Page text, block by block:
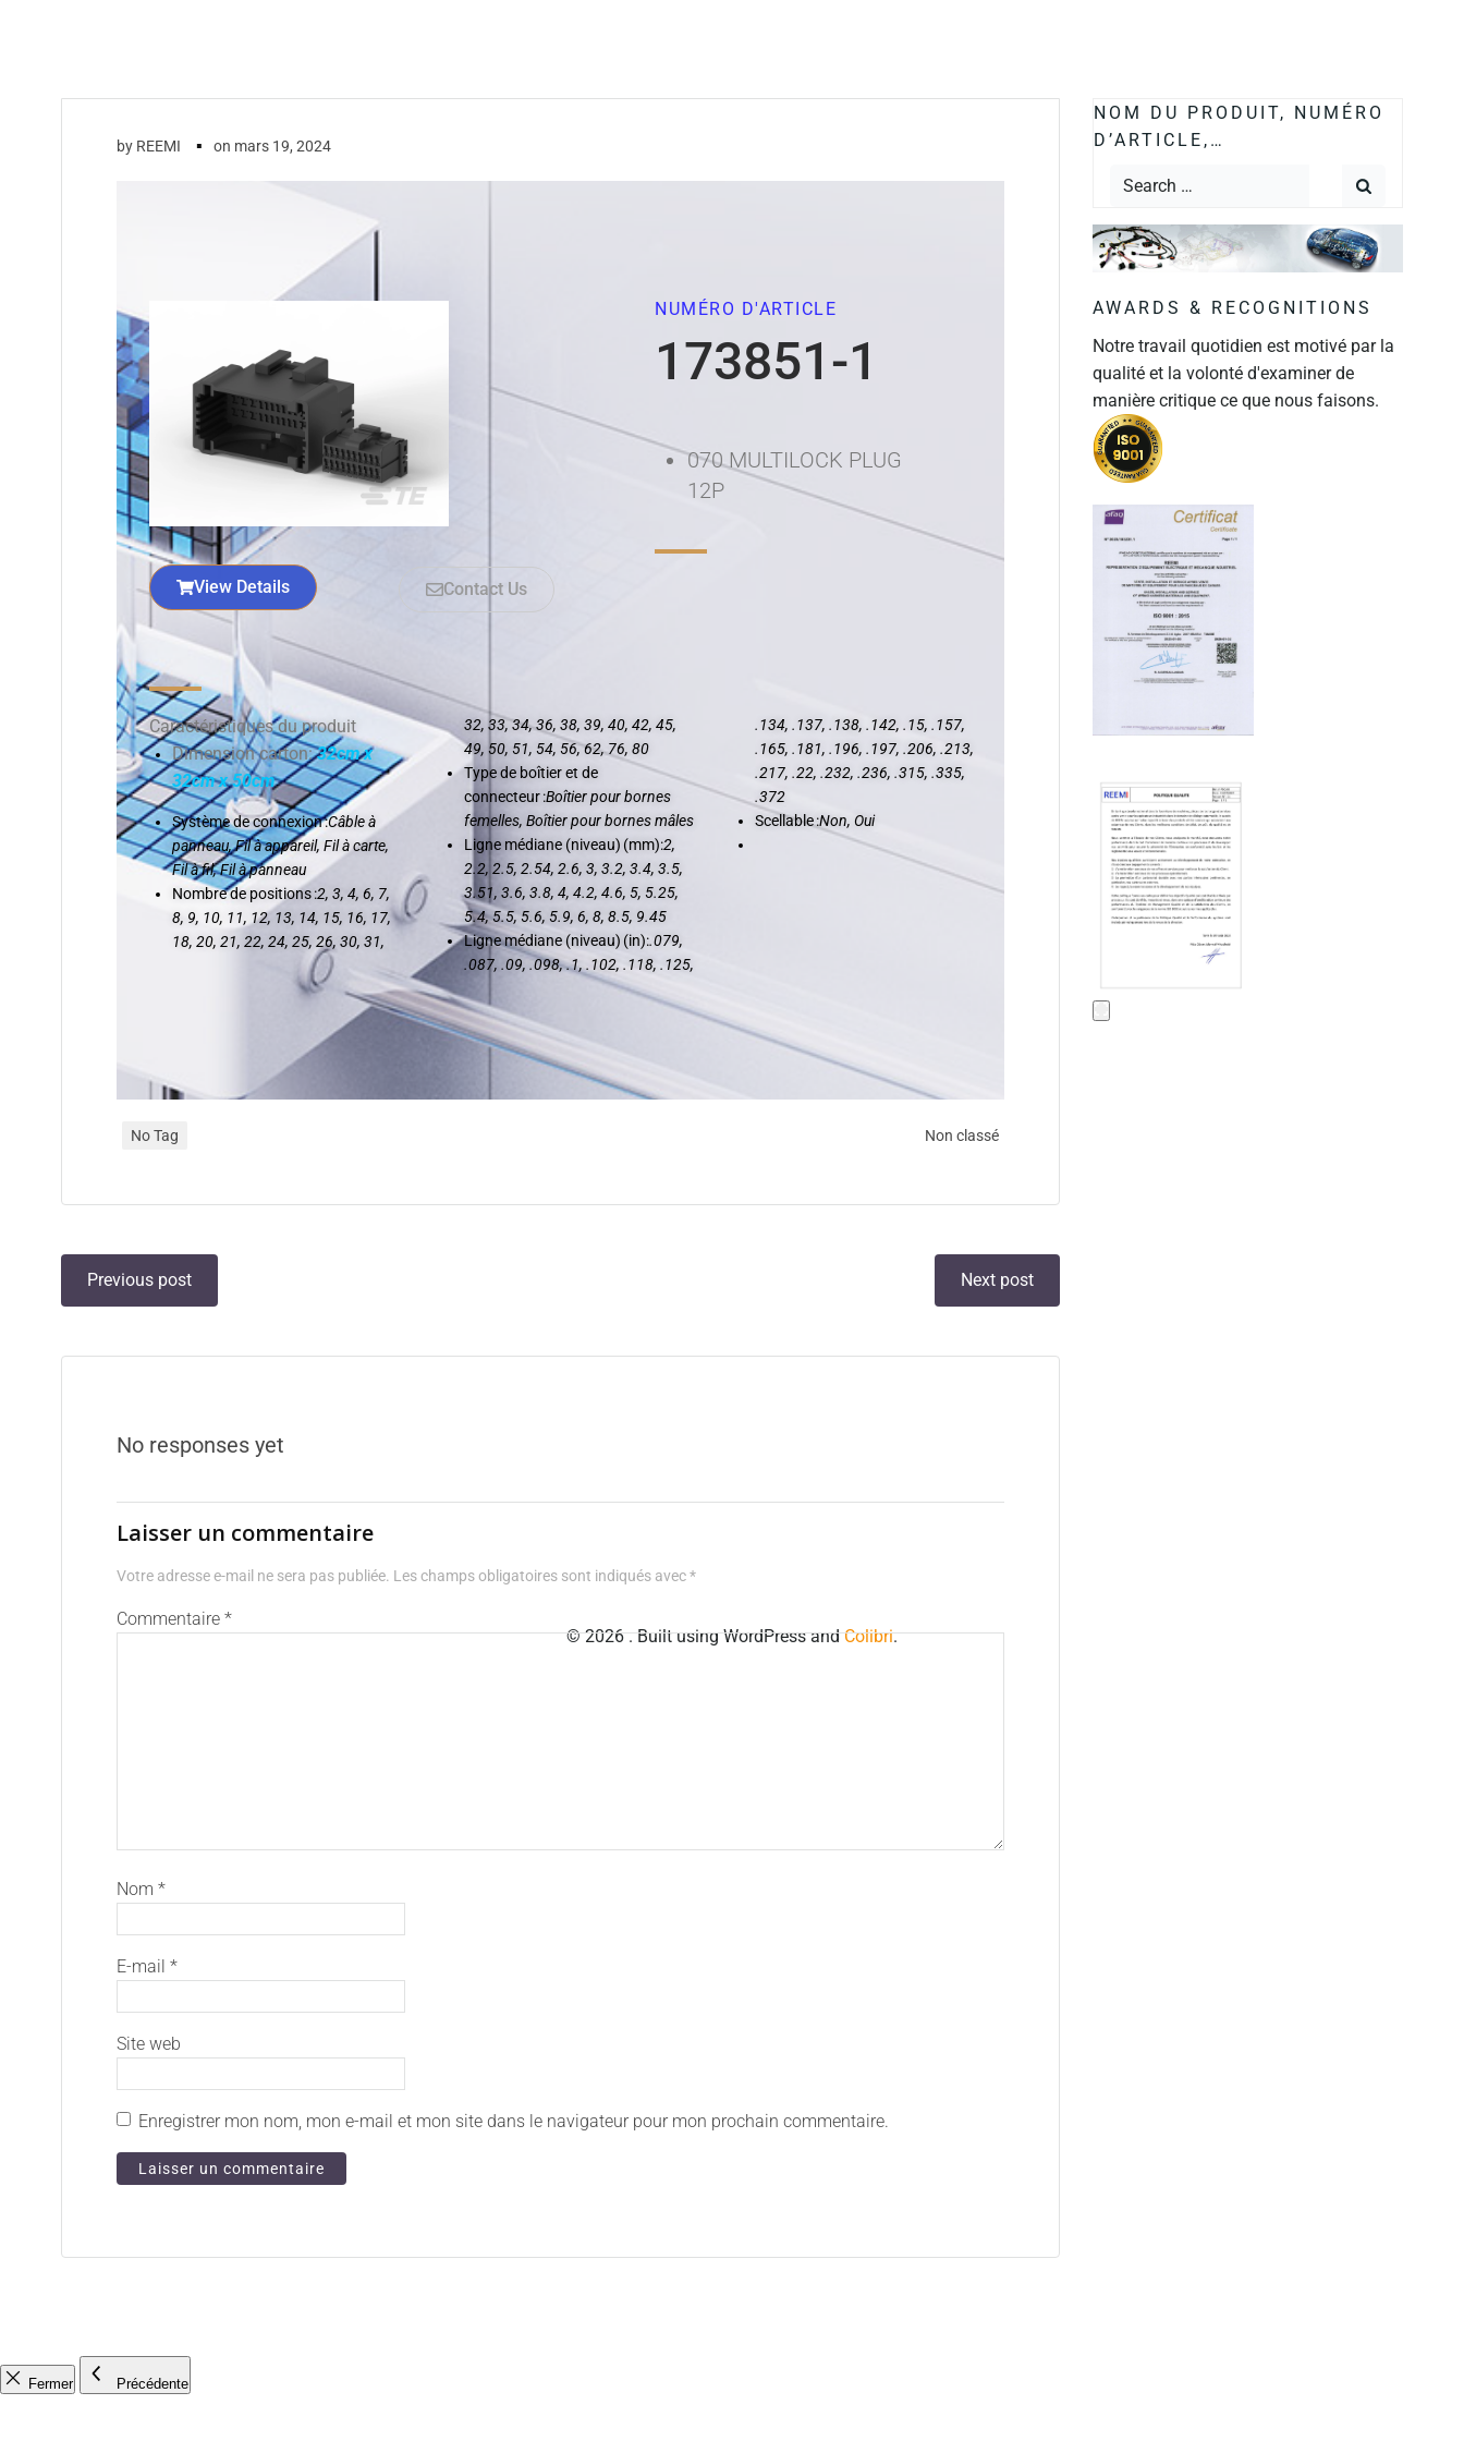
by REEMI ▪ on mars 19, 2024
View Details Contact Us
Caractéristiques du produit
Dimension carton:32cm x
32cm x 50cm
Système de connexion :Câble à
panneau, Fil à appareil, Fil à carte,
Fil à fil, Fil à panneau
Nombre de positions :2, 3, 4, 6, 7,
8, 9, 10, 11, 12, 13, 14, 15, 16, 17,
18, 20, 21, 22, 24, 25, 26, 30, 31,
32, 33, 34, 36, 38, 39, 40, 42, 45,
49, 50, 51, 54, 56, 62, 76, 80
Type de boîtier et de
connecteur :Boîtier pour bornes
femelles, Boîtier pour bornes mâles
Ligne médiane (niveau) (mm):2,
2.2, 2.5, 2.54, 2.6, 3, 3.2, 3.4, 3.5,
3.51, 3.6, 3.8, 4, 4.2, 4.6, 5, 5.25,
5.4, 5.5, 5.6, 5.9, 6, 8, 8.5, 9.45
Ligne médiane (niveau) (in):.079,
.087, .09, .098, .1, .102, .118, .125,
.134, .137, .138, .142, .15, .157,
.165, .181, .196, .197, .206, .213,
.217, .22, .232, .236, .315, .335,
.372
Scellable :Non, Oui
NUMÉRO D'ARTICLE
173851-1
070 MULTILOCK PLUG
12P
No Tag Non classé
Previous post Next post
No responses yet
Laisser un commentaire
Votre adresse e-mail ne sera pas publiée. Les champs obligatoires sont indiqués avec*
Commentaire *
Nom *
E-mail *
Site web
Enregistrer mon nom, mon e-mail et mon site dans le navigateur pour mon prochain commentaire.
NOM DU PRODUIT, NUMÉRO
D’ARTICLE,…
AWARDS & RECOGNITIONS
Notre travail quotidien est motivé par la
qualité et la volonté d'examiner de
manière critique ce que nous faisons.
© 2026 . Built using WordPress andColibri.
Fermer Précédente